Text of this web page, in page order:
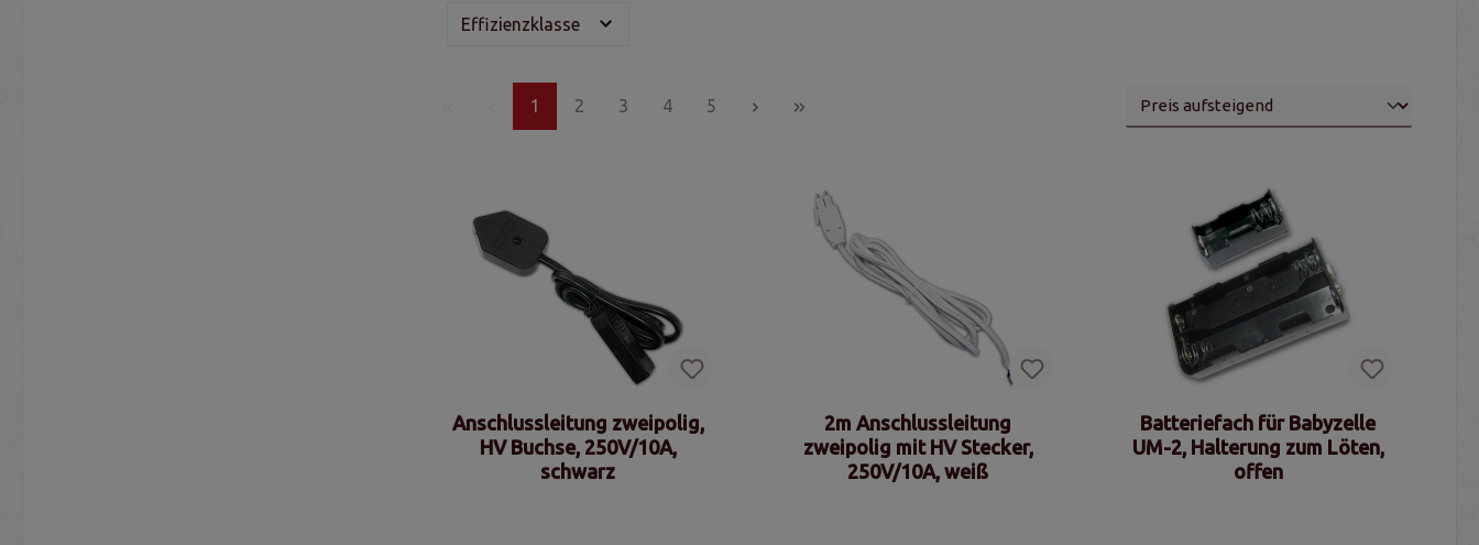
Effizienzklasse
1 2 3 4 5
Anschlussleitung zweipolig,
HV Buchse, 250V/10A,
schwarz
2m Anschlussleitung
zweipolig mit HV Stecker,
250V/10A, weiß
Batteriefach für Babyzelle
UM-2, Halterung zum Löten,
offen